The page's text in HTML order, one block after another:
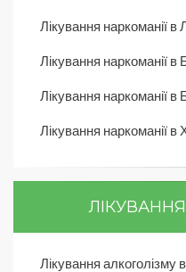
Лікування наркоманії в
Лікування наркоманії в
Лікування наркоманії в
Лікування наркоманії в
Лікування алкоголізму